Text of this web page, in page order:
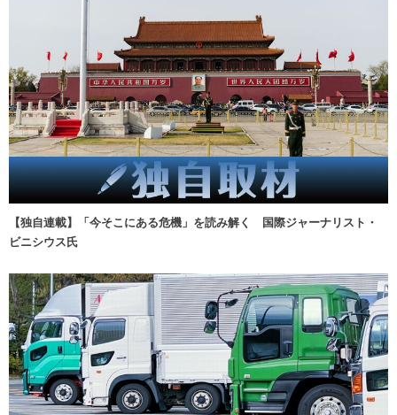
【独自連載】「今そこにある危機」を読み解く 国際ジャーナリスト・
ビニシウス氏